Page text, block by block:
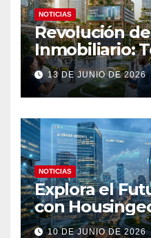
NOTICIAS
Revolución
Inmobiliario:
Clave 2023
13 DE JUNIO DE 2026
NOTICIAS
Explora el
con
10 DE JUNIO DE 2026